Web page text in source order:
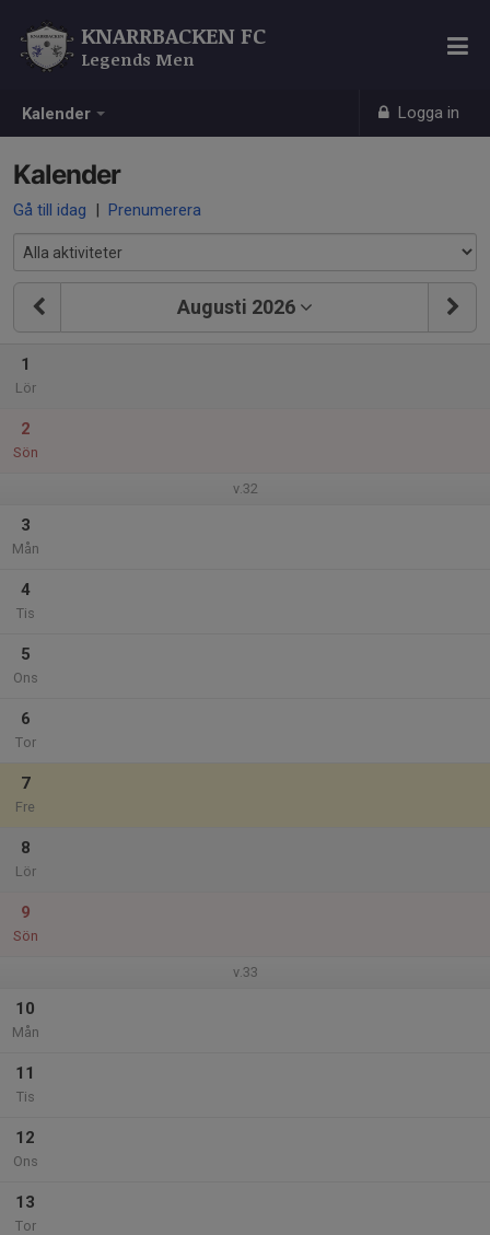
Kalender Logga in
KNARRBACKEN FC
Legends Men
Kalender
Gå till idag | Prenumerera
Augusti 2026
1
Lör
2
Sön
v.32
3
Mån
4
Tis
5
Ons
6
Tor
7
Fre
8
Lör
9
Sön
v.33
10
Mån
11
Tis
12
Ons
13
Tor